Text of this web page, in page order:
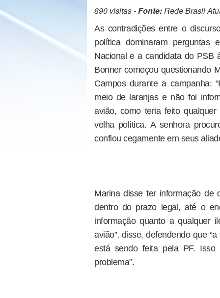
890 visitas -Fonte:Rede Brasil
As contradições entre o
política dominaram perguntas
Nacional e a candidata do PSB
Bonner começou questionando
Campos durante a campanha:
meio de laranjas e não foi
avião, como teria feito
velha política. A senhora
confiou cegamente em seus
Marina disse ter informação de
dentro do prazo legal, até o
informação quanto a qualquer
avião”, disse, defendendo que
está sendo feita pela PF.
problema”.